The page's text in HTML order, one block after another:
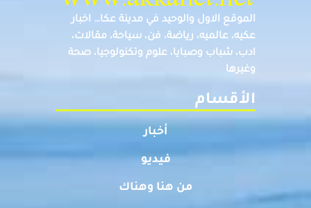
الموقع الاول والوحيد في مدينة عكا… اخبار
عكيه، عالميه، رياضة، فن، سياحة، مقالات،
ادب، شباب وصبايا، علوم وتكنولوجيا، صحة
وغيرها
الأقسام
أخبار
فيديو
من هنا وهناك